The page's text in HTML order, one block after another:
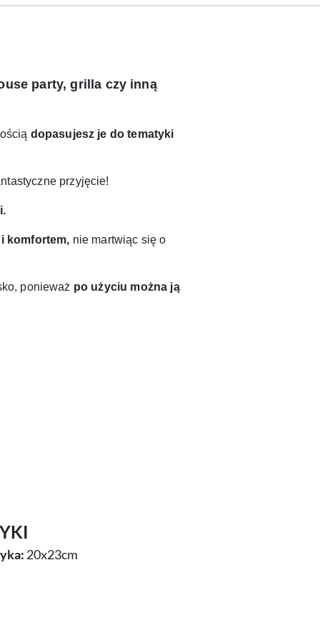
party, grilla czy inną
dopasujesz je do tematyki
przyjęcie!
komfortem, nie martwiąc się o
ponieważ po użyciu można ją
20x23cm